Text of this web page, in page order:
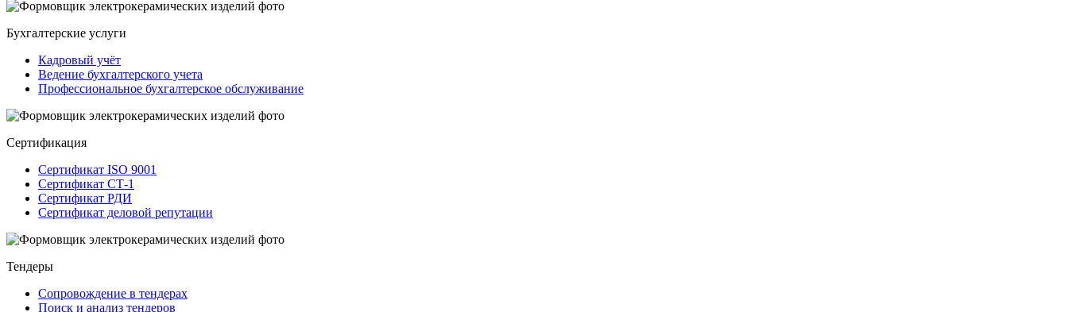
Бухгалтерские услуги
Кадровый учёт
Ведение бухгалтерского учета
Профессиональное бухгалтерское обслуживание
Сертификация
Сертификат ISO 9001
Сертификат СТ-1
Сертификат РДИ
Сертификат деловой репутации
Тендеры
Сопровождение в тендерах
Поиск и анализ тендеров